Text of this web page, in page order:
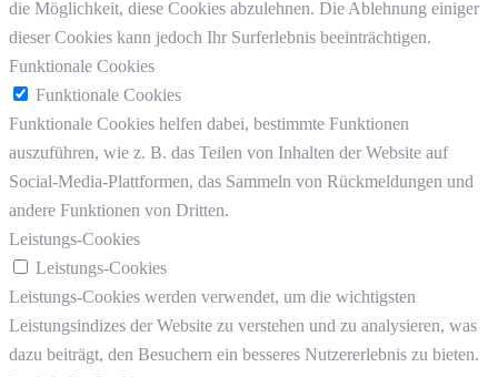
die Möglichkeit, diese Cookies abzulehnen. Die Ablehnung einiger
dieser Cookies kann jedoch Ihr Surferlebnis beeinträchtigen.
Funktionale Cookies
Funktionale Cookies
Funktionale Cookies helfen dabei, bestimmte Funktionen
auszuführen, wie z. B. das Teilen von Inhalten der Website auf
Social-Media-Plattformen, das Sammeln von Rückmeldungen und
andere Funktionen von Dritten.
Leistungs-Cookies
Leistungs-Cookies
Leistungs-Cookies werden verwendet, um die wichtigsten
Leistungsindizes der Website zu verstehen und zu analysieren, was
dazu beiträgt, den Besuchern ein besseres Nutzererlebnis zu bieten.